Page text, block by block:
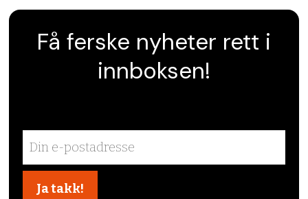
Få ferske nyheter rett i
innboksen!